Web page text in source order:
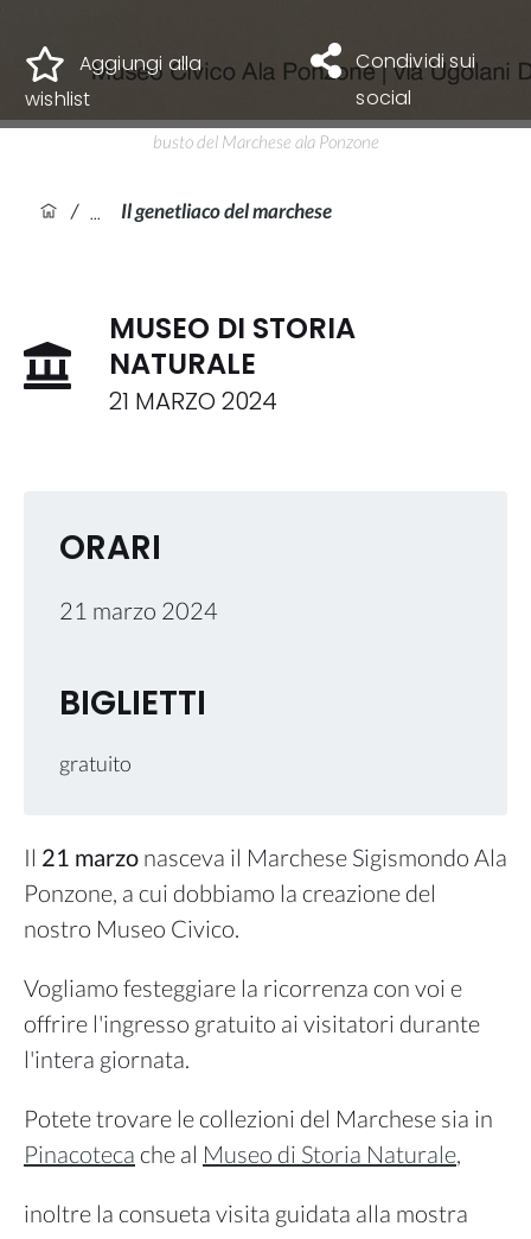
Aggiungi alla
wishlist
Condividi sui
social
busto del Marchese ala Ponzone
/ Il genetliaco del marchese
MUSEO DI STORIA
NATURALE
21 MARZO 2024
ORARI
21 marzo 2024
BIGLIETTI
gratuito
Il 21 marzo nasceva il Marchese Sigismondo Ala
Ponzone, a cui dobbiamo la creazione del
nostro Museo Civico.
Vogliamo festeggiare la ricorrenza con voi e
offrire l'ingresso gratuito ai visitatori durante
l'intera giornata.
Potete trovare le collezioni del Marchese sia in
Pinacoteca che al Museo di Storia Naturale,
inoltre la consueta visita guidata alla mostra